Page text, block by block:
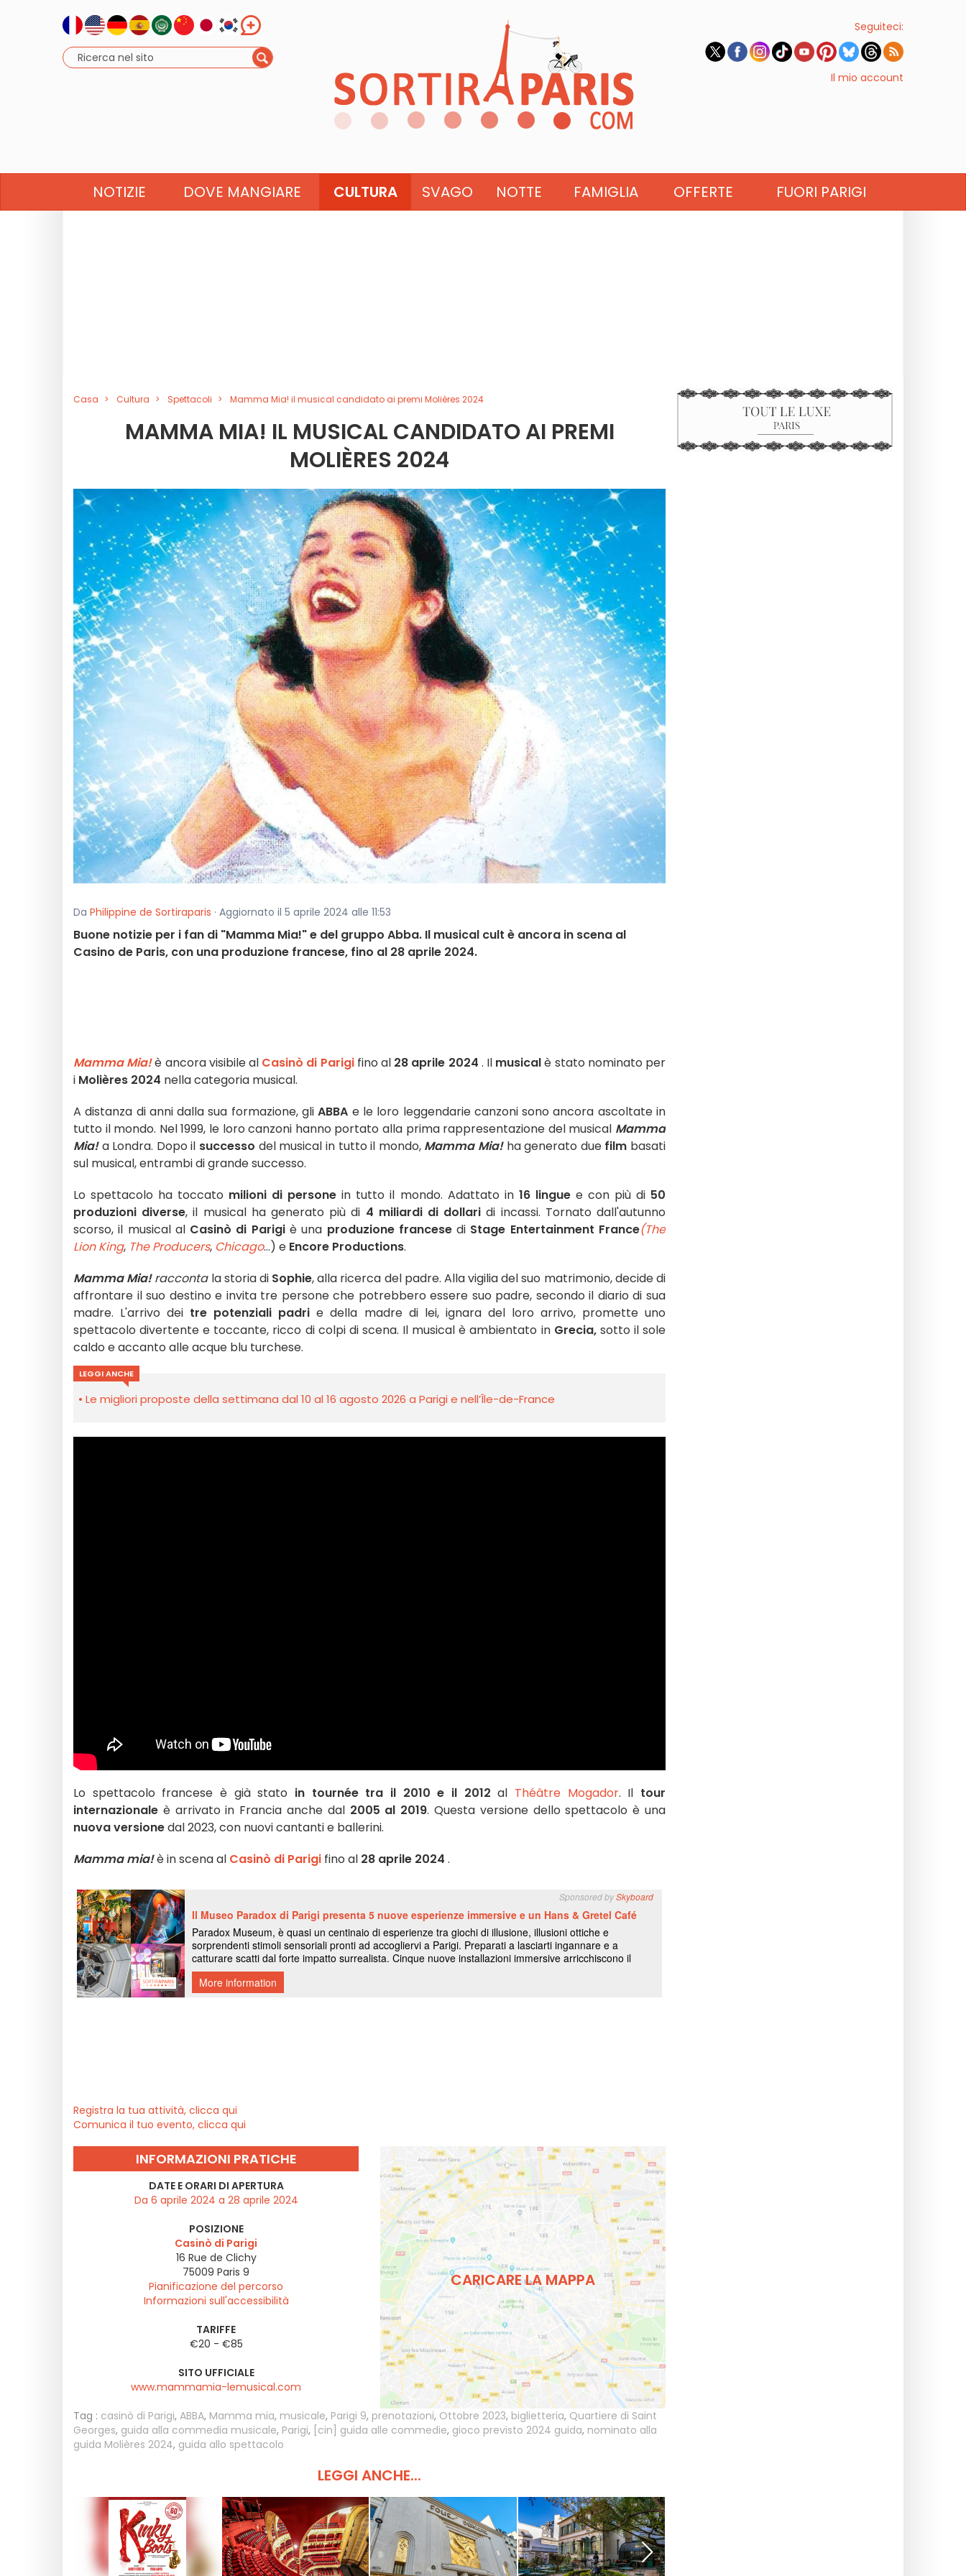
Seguiteci:
Il mio account
NOTIZIE DOVE MANGIARE CULTURA SVAGO NOTTE FAMIGLIA OFFERTE FUORI PARIGI
Casa Cultura Spettacoli Mamma Mia! il musical candidato ai premi Molières 2024
MAMMA MIA! IL MUSICAL CANDIDATO AI PREMI
MOLIÈRES 2024
Da Philippine de Sortiraparis · Aggiornato il 5 aprile 2024 alle 11:53
Buone notizie per i fan di "Mamma Mia!" e del gruppo Abba. Il musical cult è ancora in scena al
Casino de Paris, con una produzione francese, fino al 28 aprile 2024.
Mamma Mia!è ancora visibile al Casinò di Parigifino al 28 aprile 2024 . Il musicalè stato nominato per
i Molières 2024 nella categoria musical.
A distanza di anni dalla sua formazione, gliABBA e le loro leggendarie canzoni sono ancora ascoltate in
tutto il mondo. Nel 1999, le loro canzoni hanno portato alla prima rappresentazione del musical Mamma
Mia!a Londra. Dopo il successo del musical in tutto il mondo, Mamma Mia!ha generato due film basati
sul musical, entrambi di grande successo.
Lo spettacolo ha toccato milioni di persone in tutto il mondo. Adattato in 16 linguee con più di 50
produzioni diverse, il musical ha generato più di 4 miliardi di dollari di incassi. Tornato dall'autunno
scorso, il musical al Casinò di Parigiè una produzione francesedi Stage Entertainment France(The
Lion King, The Producers, Chicago...) e Encore Productions.
Mamma Mia!racconta la storia di Sophie, alla ricerca del padre. Alla vigilia del suo matrimonio, decide di
affrontare il suo destino e invita tre persone che potrebbero essere suo padre, secondo il diario di sua
madre. L'arrivo dei tre potenziali padri e della madre di lei, ignara del loro arrivo, promette uno
spettacolo divertente e toccante, ricco di colpi di scena. Il musical è ambientato in Grecia,sotto il sole
caldo e accanto alle acque blu turchese.
LEGGI ANCHE
Le migliori proposte della settimana dal 10 al 16 agosto 2026 a Parigi e nell’Île-de-France
Lo spettacolo francese è già stato in tournée tra il 2010 e il 2012 al Théâtre Mogador. Il tour
internazionale è arrivato in Francia anche dal 2005 al 2019. Questa versione dello spettacolo è una
nuova versionedal 2023, con nuovi cantanti e ballerini.
Mamma mia!è in scena al Casinò di Parigi fino al 28 aprile 2024 .
Registra la tua attività, clicca qui
Comunica il tuo evento, clicca qui
INFORMAZIONI PRATICHE
DATE E ORARI DI APERTURA
Da 6 aprile 2024 a 28 aprile 2024
POSIZIONE
Casinò di Parigi
16 Rue de Clichy
75009 Paris 9
Pianificazione del percorso
Informazioni sull'accessibilità
TARIFFE
€20 - €85
SITO UFFICIALE
www.mammamia-lemusical.com
CARICARE LA MAPPA
Tag : casinò di Parigi, ABBA, Mamma mia, musicale, Parigi 9, prenotazioni, Ottobre 2023, biglietteria, Quartiere di Saint
Georges, guida alla commedia musicale, Parigi, [cin] guida alle commedie, gioco previsto 2024 guida, nominato alla
guida Molières 2024, guida allo spettacolo
LEGGI ANCHE...